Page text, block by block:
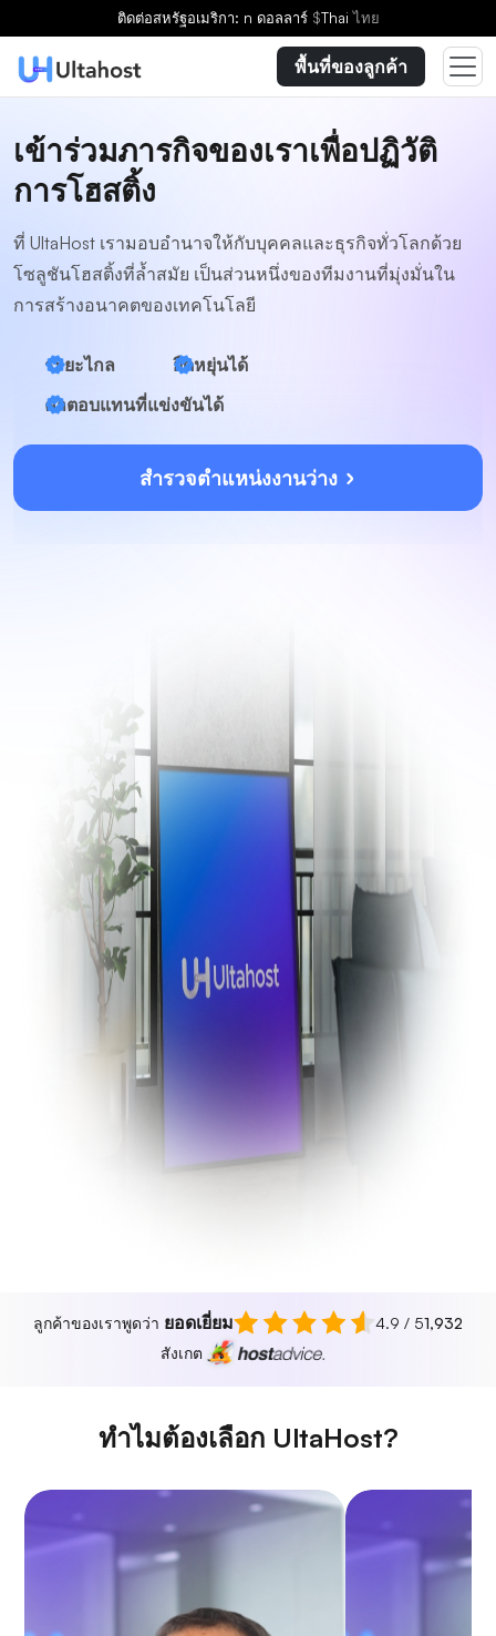
ติดต่อสหรัฐอเมริกา: n ดอลลาร์ $Thaiไทย
พื้นที่ของลูกค้า
เข้าร่วมภารกิจของเราเพื่อปฏิวัติ
การโฮสติ้ง
ที่ UltaHost เรามอบอำนาจให้กับบุคคลและธุรกิจทั่วโลกด้วย
โซลูชันโฮสติ้งที่ล้ำสมัย เป็นส่วนหนึ่งของทีมงานที่มุ่งมั่นใน
การสร้างอนาคตของเทคโนโลยี
ระยะไกล
ยืดหยุ่นได้
ค่าตอบแทนที่แข่งขันได้
สำรวจตำแหน่งงานว่าง
ลูกค้าของเราพูดว่า ยอดเยี่ยม 4.9 / 51,932
สังเกต
ทำไมต้องเลือก UltaHost?